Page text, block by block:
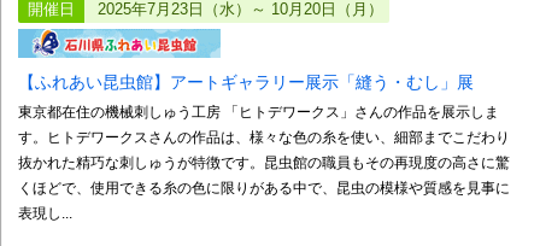
開催日 2025年7月23日（水）～ 10月20日（月）
【ふれあい昆虫館】アートギャラリー展示「縫う・むし」展
東京都在住の機械刺しゅう工房 「ヒトデワークス」さんの作品を展示しま
す。ヒトデワークスさんの作品は、様々な色の糸を使い、細部までこだわり
抜かれた精巧な刺しゅうが特徴です。昆虫館の職員もその再現度の高さに驚
くほどで、使用できる糸の色に限りがある中で、昆虫の模様や質感を見事に
表現し...